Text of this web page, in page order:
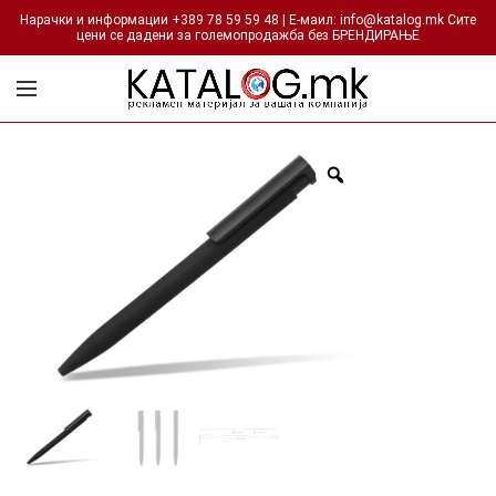
Нарачки и информации +389 78 59 59 48 | Е-маил: info@katalog.mk Сите
цени се дадени за големопродажба без БРЕНДИРАЊЕ